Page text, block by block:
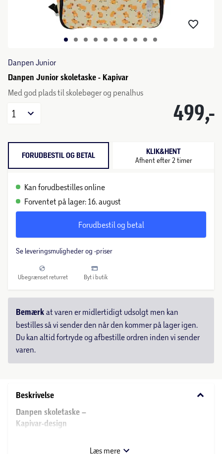
Danpen Junior
Danpen Junior skoletaske - Kapivar
Med god plads til skolebøger og penalhus
499,-
1
FORUDBESTIL OG BETAL KLIK&HENT
Afhent efter 2 timer
Kan forudbestilles online
Forventet på lager: 16. august
Forudbestil og betal
Se leveringsmuligheder og -priser
Ubegrænset returret Byt i butik
Bemærk at varen er midlertidigt udsolgt men kan
bestilles så vi sender den når den kommer på lager igen.
Du kan altid fortryde og afbestille ordren inden vi sender
varen.
Beskrivelse keyboard_arrow_down
Danpen skoletaske –
Kapivar-design
små kapivar designs og er skabt med fokus på
Læs mere